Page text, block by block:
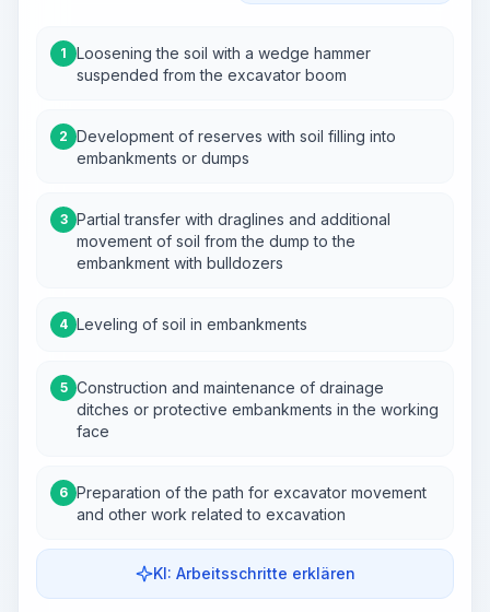
1
Loosening the soil with a wedge hammer
suspended from the excavator boom
2 Development of reserves with soil filling into
embankments or dumps
3 Partial transfer with draglines and additional
movement of soil from the dump to the
embankment with bulldozers
4 Leveling of soil in embankments
5 Construction and maintenance of drainage
ditches or protective embankments in the working
face
6 Preparation of the path for excavator movement
and other work related to excavation
KI: Arbeitsschritte erklären
Work Steps